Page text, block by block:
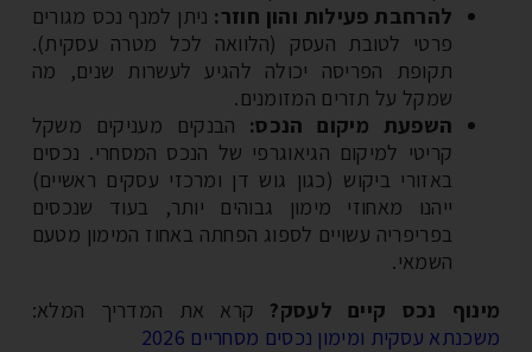
להרחבת פעילות והון חוזר: ניתן למנף נכס מגורים
פרטי לטובת העסק (הלוואה לכל מטרה עסקית).
תקופת הפריסה יכולה להגיע לעשרות שנים, מה
שמקל על תזרים המזומנים.
השפעת מיקום הנכס:הבנקים מעניקים משקל
קריטי למיקום הגיאוגרפי של הנכס המסחרי. נכסים
באזורי ביקוש (כגון גוש דן ומרכזי עסקים ראשיים)
ייהנו מאחוזי מימון גבוהים יותר, בעוד שנכסים
בפריפריה עשויים לספוג הפחתה באחוז המימון מטעם
השמאי.
נכס קיים לעסק?קרא את המדריך המלא:
עסקית ומימון נכסים מסחריים 2026